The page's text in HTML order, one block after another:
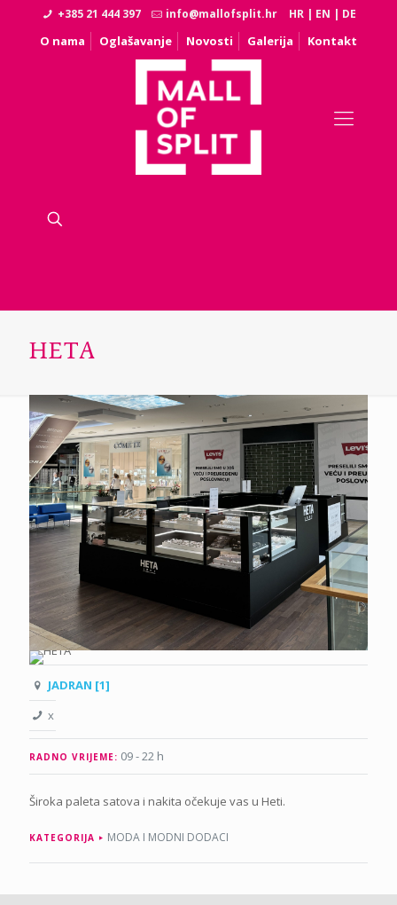
+385 21 444 397 info@mallofsplit.hr HR | EN | DE
O nama Oglašavanje Novosti Galerija Kontakt
HETA
JADRAN [1]
x
RADNO VRIJEME: 09 - 22 h
Široka paleta satova i nakita očekuje vas u Heti.
KATEGORIJA MODA I MODNI DODACI